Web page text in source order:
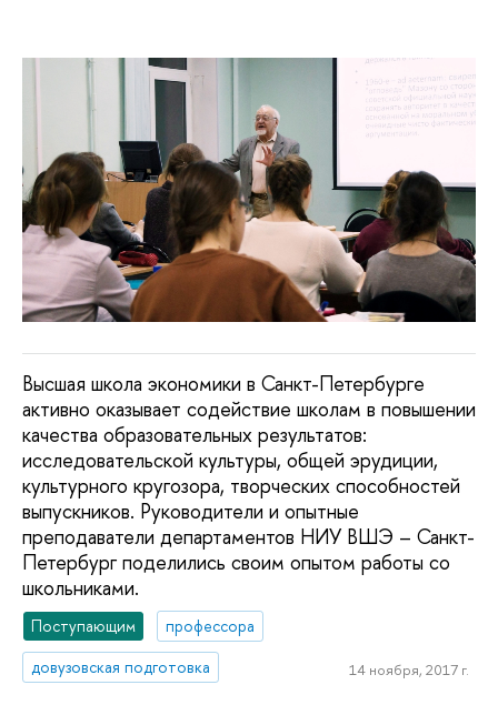
Высшая школа экономики в Санкт-Петербурге
активно оказывает содействие школам в повышении
качества образовательных результатов:
исследовательской культуры, общей эрудиции,
культурного кругозора, творческих способностей
выпускников. Руководители и опытные
преподаватели департаментов НИУ ВШЭ – Санкт-
Петербург поделились своим опытом работы со
школьниками.
Поступающим
профессора
довузовская подготовка
14 ноября, 2017 г.